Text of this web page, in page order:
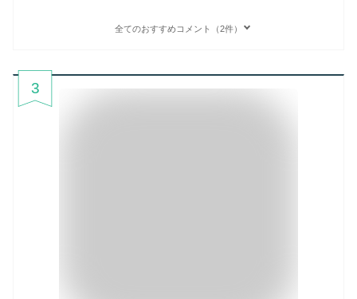
全てのおすすめコメント（2件）
3